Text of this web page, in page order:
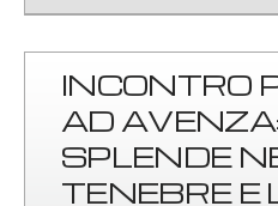
INCONTRO
AD
SPLENDE
TENEBRE E